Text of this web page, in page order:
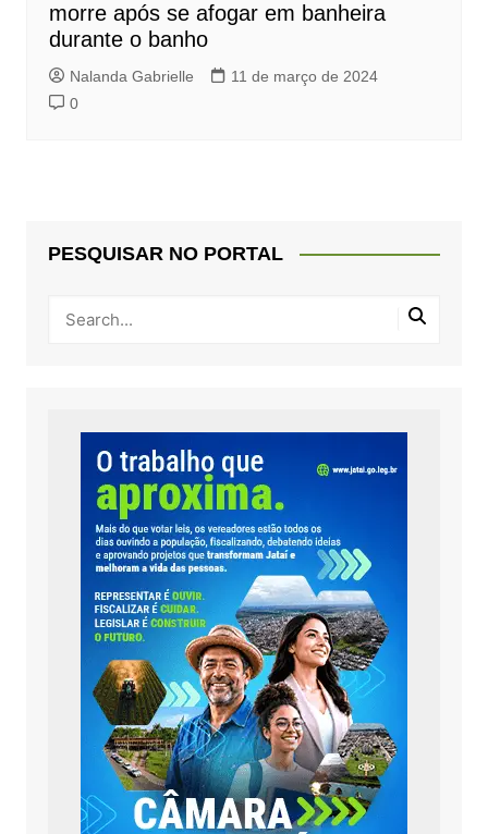
morre após se afogar em banheira
durante o banho
Nalanda Gabrielle
11 de março de 2024
0
PESQUISAR NO PORTAL